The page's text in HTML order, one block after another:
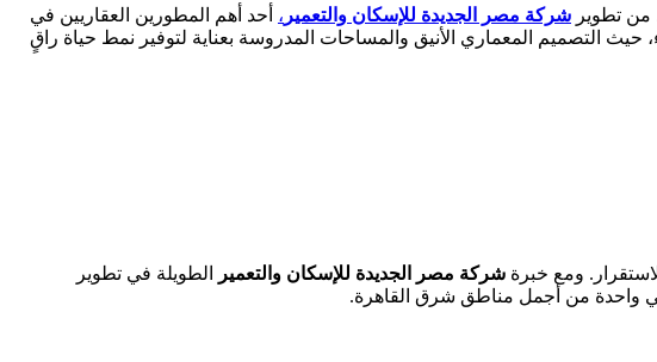
من تطوير شركة مصر الجديدة للإسكان والتعمير ، أحد أهم المطورين العقاريين في
التصميم المعماري الأنيق والمساحات المدروسة بعناية لتوفير نمط حياة راقٍ
ومع خبرة شركة مصر الجديدة للإسكان والتعمير
الطويلة في تطوير
في واحدة من أجمل مناطق شرق القاهرة.